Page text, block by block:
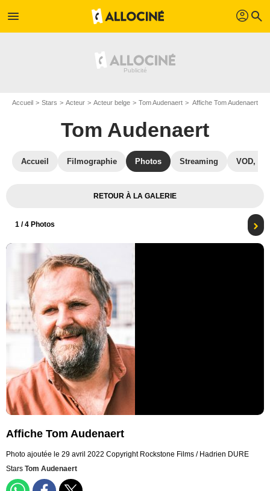
menu profil search
Accueil Stars Acteur Acteur belge Tom Audenaert Affiche Tom Audenaert
Tom Audenaert
Accueil Filmographie Photos Streaming VOD,
RETOUR À LA GALERIE
1 / 4 Photos
Affiche Tom Audenaert
Photo ajoutée le 29 avril 2022 Copyright Rockstone Films / Hadrien DURE
Stars Tom Audenaert